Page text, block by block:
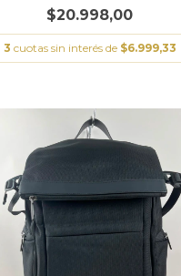
$20.998,00
3 cuotas sin interés de $6.999,33